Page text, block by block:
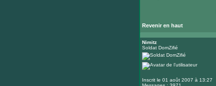
Revenir en haut
Nimitz
Soldat DomZifié
Inscrit le 01 août 2007 à 13:27